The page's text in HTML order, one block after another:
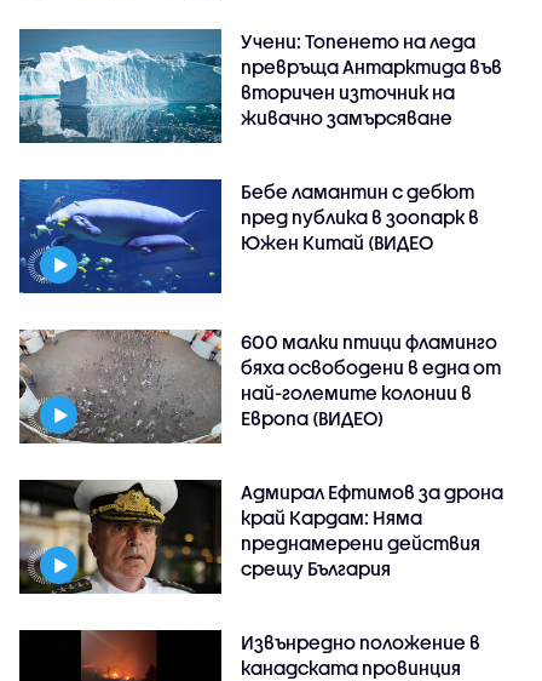
Учени: Топенето на леда
превръща Антарктида във
вторичен източник на
живачно замърсяване
Бебе ламантин с дебют
пред публика в зоопарк в
Южен Китай (ВИДЕО
600 малки птици фламинго
бяха освободени в една от
най-големите колонии в
Европа (ВИДЕО)
Адмирал Ефтимов за дрона
край Кардам: Няма
преднамерени действия
срещу България
Извънредно положение в
канадската провинция